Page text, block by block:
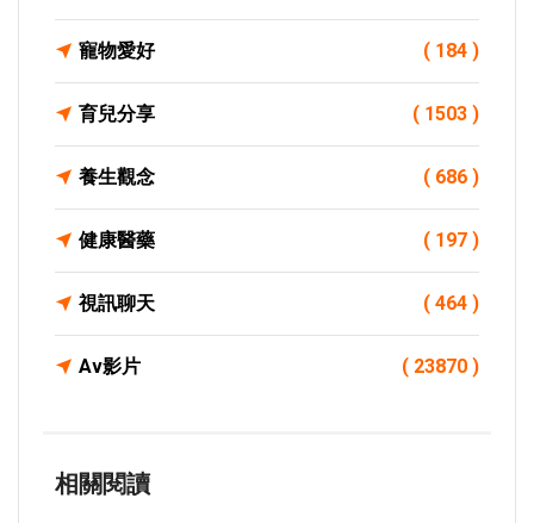
寵物愛好 ( 184 )
育兒分享 ( 1503 )
養生觀念 ( 686 )
健康醫藥 ( 197 )
視訊聊天 ( 464 )
Av影片 ( 23870 )
相關閱讀